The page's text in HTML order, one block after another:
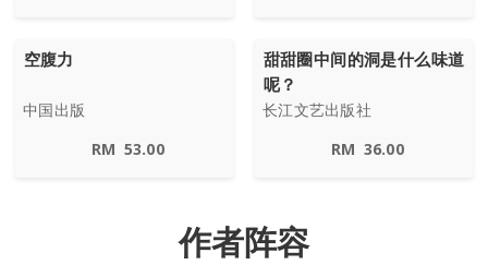
空腹力
中国出版
RM 53.00
甜甜圈中间的洞是什么味道
呢？
长江文艺出版社
RM 36.00
作者阵容